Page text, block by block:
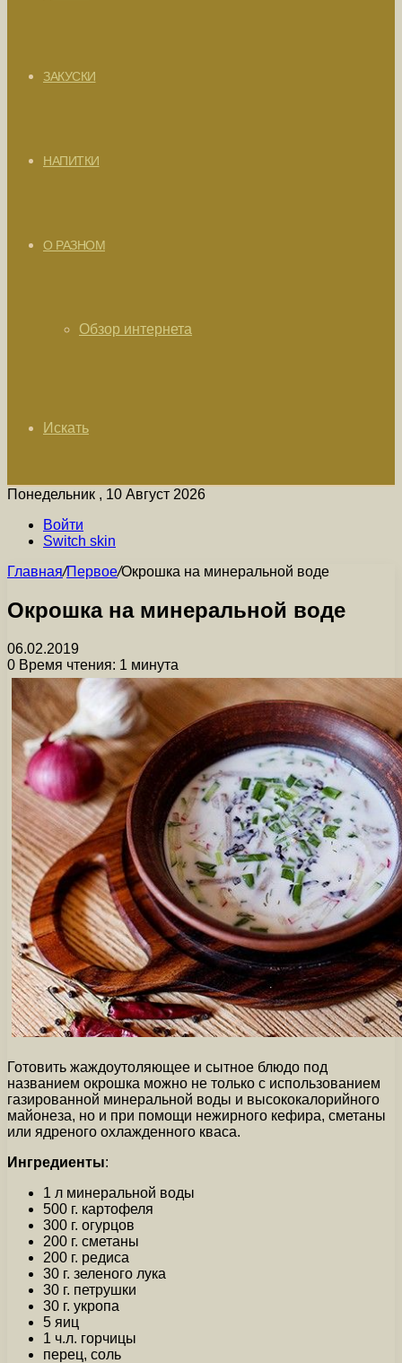
ЗАКУСКИ
НАПИТКИ
О РАЗНОМ
Обзор интернета
Искать
Понедельник , 10 Август 2026
Войти
Switch skin
Главная/Первое/Окрошка на минеральной воде
Окрошка на минеральной воде
06.02.2019
0 Время чтения: 1 минута
Готовить жаждоутоляющее и сытное блюдо под
названием окрошка можно не только с использованием
газированной минеральной воды и высококалорийного
майонеза, но и при помощи нежирного кефира, сметаны
или ядреного охлажденного кваса.
Ингредиенты:
1 л минеральной воды
500 г. картофеля
300 г. огурцов
200 г. сметаны
200 г. редиса
30 г. зеленого лука
30 г. петрушки
30 г. укропа
5 яиц
1 ч.л. горчицы
перец, соль